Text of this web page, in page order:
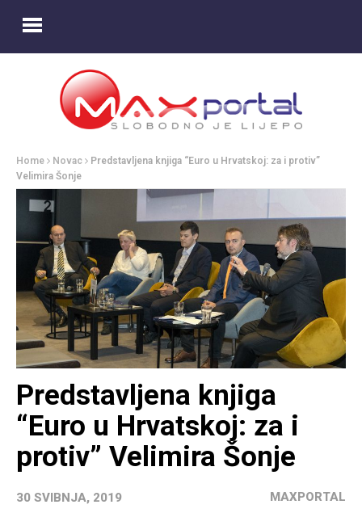
Home Novac
Predstavljena knjiga “Euro u Hrvatskoj: za i protiv”
Velimira Šonje
Predstavljena knjiga
“Euro u Hrvatskoj: za i
protiv” Velimira Šonje
30 SVIBNJA, 2019 MAXPORTAL